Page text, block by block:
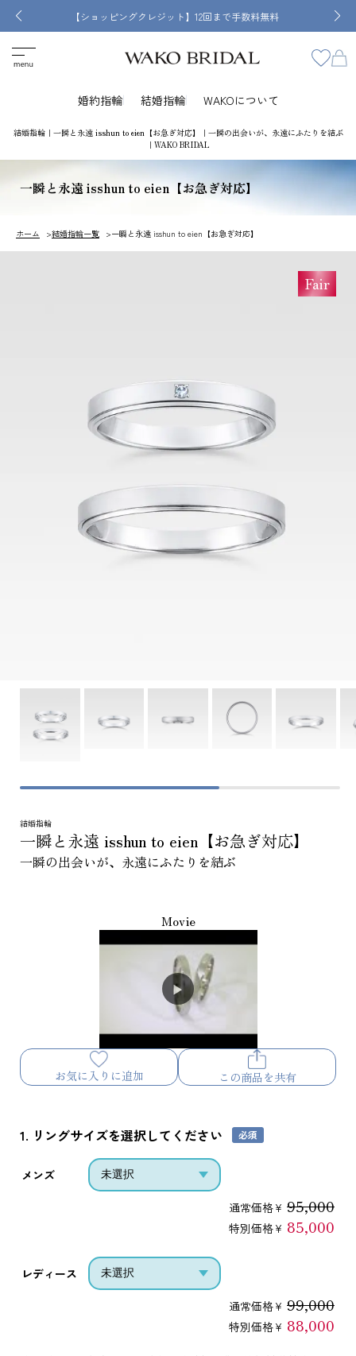
【ショッピングクレジット】12回まで手数料無料
婚約指輪 結婚指輪 WAKOについて
結婚指輪｜一瞬と永遠 isshun to eien【お急ぎ対応】｜一瞬の出会いが、永遠にふたりを結ぶ
｜WAKO BRIDAL
一瞬と永遠 isshun to eien【お急ぎ対応】
ホーム 結婚指輪一覧 一瞬と永遠 isshun to eien【お急ぎ対応】
Fair
結婚指輪
一瞬と永遠 isshun to eien【お急ぎ対応】
一瞬の出会いが、永遠にふたりを結ぶ
Movie
お気に入りに追加 この商品を共有
1. リングサイズを選択してください
メンズ
通常価格¥ 95,000
特別価格¥ 85,000
レディース
通常価格¥ 99,000
特別価格¥ 88,000